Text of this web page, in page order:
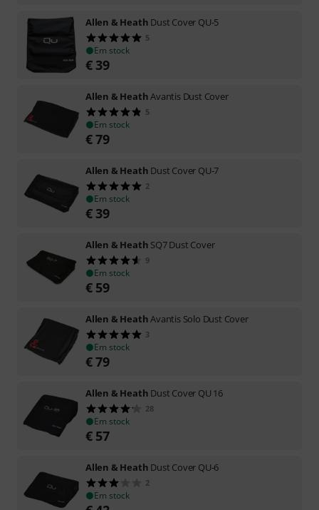
Allen & Heath Dust Cover QU-5
5
Em stock
€ 39
Allen & HeathAvantis Dust Cover
5
Em stock
€79
Allen & Heath Dust Cover QU-7
2
Em stock
€ 39
Allen & Heath SQ7 Dust Cover
9
Em stock
€ 59
Allen & HeathAvantis Solo Dust Cover
3
Em stock
€79
Allen & Heath Dust Cover QU 16
28
Em stock
€ 57
Allen & Heath Dust Cover QU-6
2
Em stock